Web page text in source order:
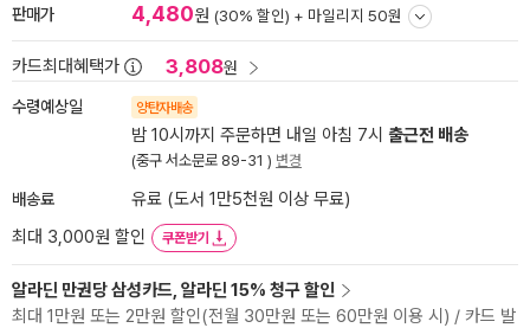
판매가 4,480원 (30% 할인) + 마일리지 50원
카드최대혜택가 3,808원
수령예상일 양탄자배송
밤 10시까지 주문하면 내일 아침 7시 출근전 배송
(중구 서소문로 89-31 ) 변경
배송료
유료 (도서 1만5천원 이상 무료)
최대 3,000원 할인
쿠폰받기
알라딘 만권당 삼성카드, 알라딘 15% 청구 할인
최대 1만원 또는 2만원 할인(전월 30만원 또는 60만원 이용 시) / 카드 발